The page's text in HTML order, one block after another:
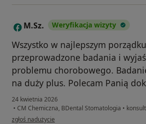
M M.Sz. Weryfikacja wizyty
Wszystko w najlepszym
przeprowadzone badania i
problemu chorobowego.
na duży plus. Polecam Panią
24 kwietnia 2026
• CM Chemiczna, BDental Stomatologia •
w opinii użytkownika M.Sz.
zgłoś nadużycie